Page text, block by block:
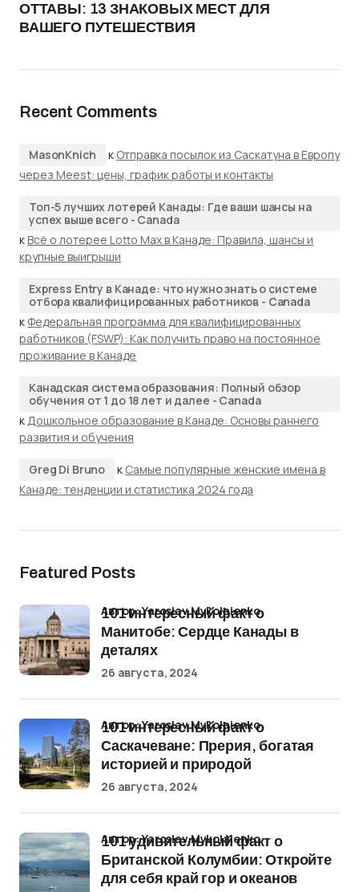
ОТТАВЫ: 13 ЗНАКОВЫХ МЕСТ ДЛЯ
ВАШЕГО ПУТЕШЕСТВИЯ
Recent Comments
MasonKnich к Отправка посылок из Саскатуна в Европу
через Meest: цены, график работы и контакты
Топ-5 лучших лотерей Канады: Где ваши шансы на
успех выше всего - Canada
к Всё о лотерее Lotto Max в Канаде: Правила, шансы и
крупные выигрыши
Express Entry в Канаде: что нужно знать о системе
отбора квалифицированных работников - Canada
к Федеральная программа для квалифицированных
работников (FSWP): Как получить право на постоянное
проживание в Канаде
Канадская система образования: Полный обзор
обучения от 1 до 18 лет и далее - Canada
к Дошкольное образование в Канаде: Основы раннего
развития и обучения
Greg Di Bruno к Самые популярные женские имена в
Канаде: тенденции и статистика 2024 года
Featured Posts
101 интересный факт о
Манитобе: Сердце Канады в
деталях
Автор: Yaroslav Mykolaienko
26 августа, 2024
101 интересный факт о
Саскачеване: Прерия, богатая
историей и природой
Автор: Yaroslav Mykolaienko
26 августа, 2024
101 удивительный факт о
Британской Колумбии: Откройте
для себя край гор и океанов
Автор: Yaroslav Mykolaienko